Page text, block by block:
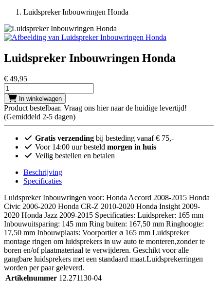
Luidspreker Inbouwringen Honda
Luidspreker Inbouwringen Honda
€ 49,95
Aantal
In winkelwagen
Product bestelbaar. Vraag ons hier naar de huidige levertijd!
(Gemiddeld 2-5 dagen)
Gratis verzending bij besteding vanaf € 75,-
Voor 14:00 uur besteld morgen in huis
Veilig bestellen en betalen
Beschrijving
Specificaties
Luidspreker Inbouwringen voor: Honda Accord 2008-2015 Honda
Civic 2006-2020 Honda CR-Z 2010-2020 Honda Insight 2009-
2020 Honda Jazz 2009-2015 Specificaties: Luidspreker: 165 mm
Inbouwuitsparing: 145 mm Ring buiten: 167,50 mm Ringhoogte:
17,50 mm Inbouwplaats: Voorportier ø 165 mm Luidspreker
montage ringen om luidsprekers in uw auto te monteren,zonder te
boren en/of plaatmateriaal te verwijderen. Geschikt voor alle
gangbare luidsprekers met een standaard maat.Luidsprekerringen
worden per paar geleverd.
Artikelnummer 12.271130-04